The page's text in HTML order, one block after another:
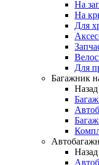
На
На
Для
Для
Багажник
Назад
Назад